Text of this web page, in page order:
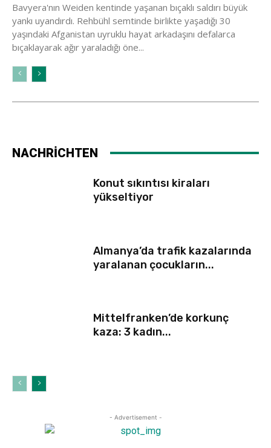
Bavyera'nın Weiden kentinde yaşanan bıçaklı saldırı büyük
yankı uyandırdı. Rehbühl semtinde birlikte yaşadığı 30
yaşındaki Afganistan uyruklu hayat arkadaşını defalarca
bıçaklayarak ağır yaraladığı öne...
NACHRİCHTEN
Konut sıkıntısı kiraları
yükseltiyor
Almanya’da trafik kazalarında
yaralanan çocukların...
Mittelfranken’de korkunç
kaza: 3 kadın...
- Advertisement -